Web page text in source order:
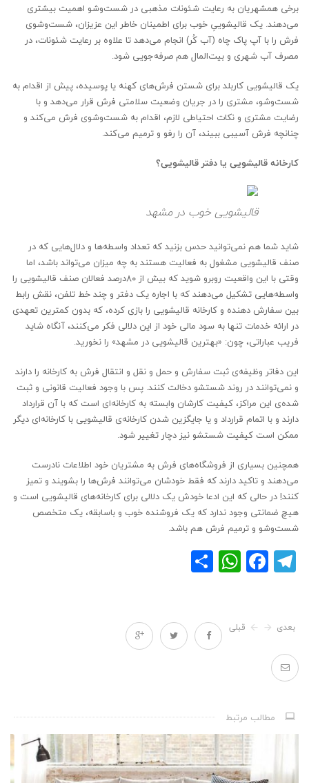
برخی همشهریان به رعایت شئونات مذهبی در شست‌وشو اهمیت بیشتری
می‌دهند. یک قالیشوییِ خوب برای اطمینان خاطر این عزیزان، شست‌وشوی
فرش را با آپ پاک چاه (آب کُر) انجام می‌دهد تا علاوه بر رعایت شئونات، در
مصرف آب شهری و بیت‌المال هم صرفه‌جویی شود.
یک قالیشویی کاربلد برای شستن فرش‌های کهنه یا پوسیده، پیش از اقدام به
شست‌وشو، مشتری را در جریان وضعیت سلامتی فرش قرار می‌دهد و با
رضایت مشتری و نکات احتیاطی لازم، اقدام به شست‌وشوی فرش می‌کند و
چنانچه فرش آسیبی ببیند، آن را رفو و ترمیم می‌کند.
کارخانه قالیشویی یا دفتر قالیشویی؟
قالیشویی خوب در مشهد
شاید شما هم نمی‌توانید حدس بزنید که تعداد واسطه‌ها و دلال‌هایی که در
صنف قالیشویی مشغول به فعالیت هستند به چه میزان می‌تواند باشد، اما
وقتی با این واقعیت روبرو شوید که بیش از ۸۰‌درصد فعالان صنف قالیشویی را
واسطه‌هایی تشکیل می‌دهند که با اجاره یک دفتر و چند خط تلفن، نقش رابط
بین سفارش دهنده و کارخانه قالیشویی را بازی کرده، که بدون کمترین تعهدی
در ارائه خدمات تنها به سود مالی خود از این دلالی فکر می‌کنند، آنگاه شاید
فریب عباراتی، چون: «بهترین قالیشویی در مشهد» را نخورید.
این دفاتر وظیفه‌ی ثبت سفارش و حمل و نقل و انتقال فرش به کارخانه را دارند
و نمی‌توانند در روند شستشو دخالت کنند. پس با وجود فعالیت قانونی و ثبت
شده‌ی این مراکز، کیفیت کارشان وابسته به کارخانه‌ای است که با آن قرارداد
دارند و با اتمام قرارداد و یا جایگزین شدن کارخانه‌ی قالیشویی با کارخانه‌ای دیگر
ممکن است کیفیت شستشو نیز دچار تغییر شود.
همچنین بسیاری از فروشگاه‌های فرش به مشتریان خود اطلاعات نادرست
می‌دهند و تاکید دارند که فقط خودشان می‌توانند فرش‌ها را بشویند و تمیز
کنند! در حالی که این ادعا خودش یک دلالی برای کارخانه‌های قالیشویی است و
هیچ ضمانتی وجود ندارد که یک فروشنده خوب و باسابقه، یک متخصص
شست‌و‌شو و ترمیم فرش هم باشد.
Telegram
Facebook
WhatsApp
قبلی بعدی
مطالب مرتبط